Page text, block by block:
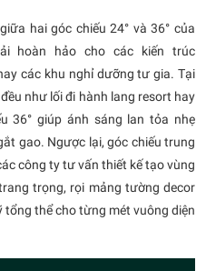
hai góc chiếu 24° và 36° của
hoàn hảo cho các kiến trúc
các khu nghỉ dưỡng tư gia. Tại
như lối đi hành lang resort hay
36° giúp ánh sáng lan tỏa nhẹ
gao. Ngược lại, góc chiếu trung
công ty tư vấn thiết kế tạo vùng
trọng, rọi mảng tường decor
thể cho từng mét vuông diện